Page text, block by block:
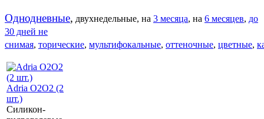
Однодневные, двухнедельные, на 3 месяца, на 6 месяцев, до
30 дней не
снимая, торические, мультифокальные, оттеночные, цветные,
Adria О2О2 (2
шт.)
Силикон-